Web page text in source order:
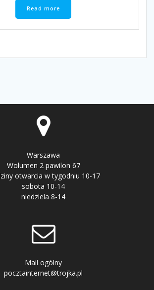
Read more
Warszawa
Wolumen 2 pawilon 67
otwarcia w tygodniu 10-17
sobota 10-14
niedziela 8-14
Mail ogólny
pocztainternet@trojka.pl